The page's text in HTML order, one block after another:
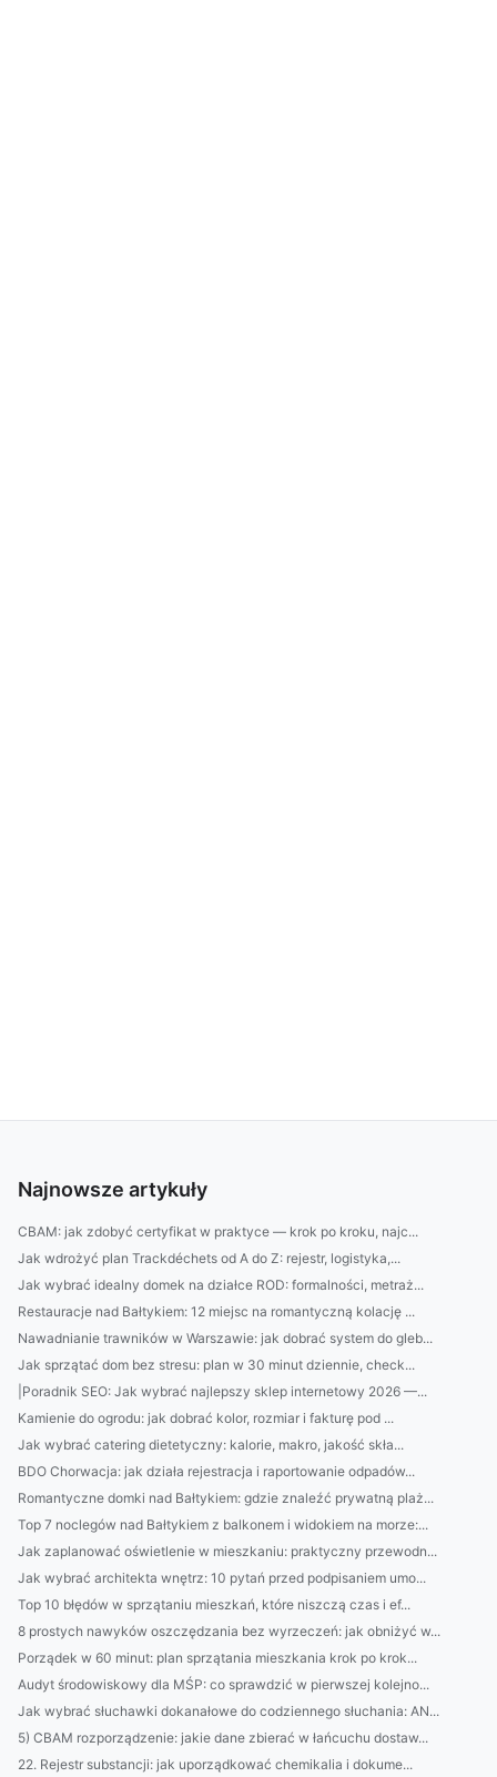
Najnowsze artykuły
CBAM: jak zdobyć certyfikat w praktyce — krok po kroku, najc...
Jak wdrożyć plan Trackdéchets od A do Z: rejestr, logistyka,...
Jak wybrać idealny domek na działce ROD: formalności, metraż...
Restauracje nad Bałtykiem: 12 miejsc na romantyczną kolację ...
Nawadnianie trawników w Warszawie: jak dobrać system do gleb...
Jak sprzątać dom bez stresu: plan w 30 minut dziennie, check...
|Poradnik SEO: Jak wybrać najlepszy sklep internetowy 2026 —...
Kamienie do ogrodu: jak dobrać kolor, rozmiar i fakturę pod ...
Jak wybrać catering dietetyczny: kalorie, makro, jakość skła...
BDO Chorwacja: jak działa rejestracja i raportowanie odpadów...
Romantyczne domki nad Bałtykiem: gdzie znaleźć prywatną plaż...
Top 7 noclegów nad Bałtykiem z balkonem i widokiem na morze:...
Jak zaplanować oświetlenie w mieszkaniu: praktyczny przewodn...
Jak wybrać architekta wnętrz: 10 pytań przed podpisaniem umo...
Top 10 błędów w sprzątaniu mieszkań, które niszczą czas i ef...
8 prostych nawyków oszczędzania bez wyrzeczeń: jak obniżyć w...
Porządek w 60 minut: plan sprzątania mieszkania krok po krok...
Audyt środowiskowy dla MŚP: co sprawdzić w pierwszej kolejno...
Jak wybrać słuchawki dokanałowe do codziennego słuchania: AN...
5) CBAM rozporządzenie: jakie dane zbierać w łańcuchu dostaw...
22. Rejestr substancji: jak uporządkować chemikalia i dokume...